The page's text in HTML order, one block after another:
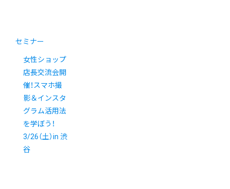
セミナー
女性ショップ
店長交流会開
催！スマホ撮
影＆インスタ
グラム活用法
を学ぼう！
3/26（土）in 渋
谷